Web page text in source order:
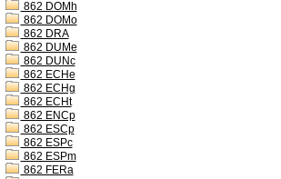
862 DOMh
862 DOMo
862 DRA
862 DUMe
862 DUNc
862 ECHe
862 ECHg
862 ECHt
862 ENCp
862 ESCp
862 ESPc
862 ESPm
862 FERa